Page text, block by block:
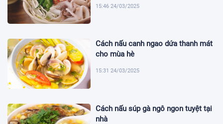
15:46 24/03/2025
Cách nấu canh ngao dứa thanh mát
cho mùa hè
15:31 24/03/2025
Cách nấu súp gà ngô ngon tuyệt tại
nhà